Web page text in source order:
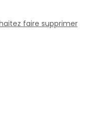
faire supprimer